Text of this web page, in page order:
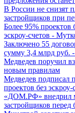
В России не снизят
застройщиков при
Более 95% проектов
эскроу-счетов -
Заключено 55
сумму 3,4 млрд руб.
Медведев поручил
новым правилам
Медведев подписал
проектов без эскроу-
«ДОМ.РФ» внедрил
застройщиков перед